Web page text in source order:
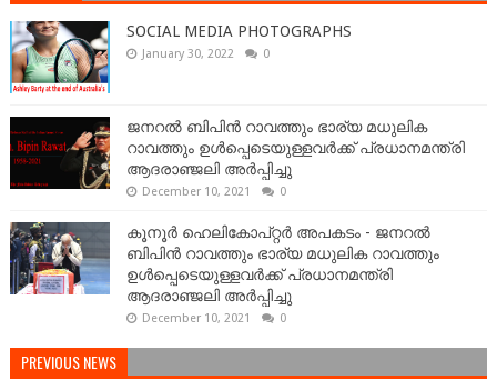
SOCIAL MEDIA PHOTOGRAPHS
January 30, 2022 0
ജനറല്‍ ബിപിന്‍ റാവത്തും ഭാര്യ മധുലിക
റാവത്തും ഉള്‍പ്പെടെയുള്ളവർക്ക് പ്രധാനമന്ത്രി
ആദരാഞ്ജലി അർപ്പിച്ചു
December 10, 2021 0
കൂനൂർ ഹെലികോപ്റ്റർ അപകടം - ജനറല്‍
ബിപിന്‍ റാവത്തും ഭാര്യ മധുലിക റാവത്തും
ഉള്‍പ്പെടെയുള്ളവർക്ക് പ്രധാനമന്ത്രി
ആദരാഞ്ജലി അർപ്പിച്ചു
December 10, 2021 0
PREVIOUS NEWS